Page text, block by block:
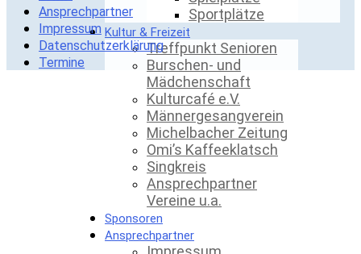
Sportplätze
Kultur & Freizeit
Treffpunkt Senioren
Burschen- und
Mädchenschaft
Kulturcafé e.V.
Männergesangverein
Michelbacher Zeitung
Omi’s Kaffeeklatsch
Singkreis
Ansprechpartner
Vereine u.a.
Sponsoren
Ansprechpartner
Ansprechpartner
Impressum
Datenschutzerklärung
Termine